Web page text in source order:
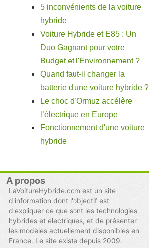
5 inconvénients de la voiture
hybride
Voiture Hybride et E85 : Un
Duo Gagnant pour votre
Budget et l'Environnement ?
Quand faut-il changer la
batterie d'une voiture hybride ?
Le choc d’Ormuz accélère
l’électrique en Europe
Fonctionnement d'une voiture
hybride
A propos
LaVoitureHybride.com est un site
d'information dont l'objectif est
d'expliquer ce que sont les technologies
hybrides et électriques, et de présenter
les modèles actuellement disponibles en
France. Le site existe depuis 2009.